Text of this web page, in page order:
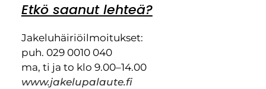
Etkö saanut lehteä?
Jakeluhäiriöilmoitukset:
puh. 029 0010 040
ma, ti ja to klo 9.00–14.00
www.jakelupalaute.fi